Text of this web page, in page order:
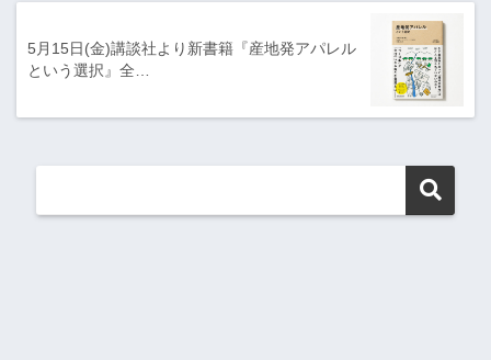
5月15日(金)講談社より新書籍『産地発アパレル
という選択』全…